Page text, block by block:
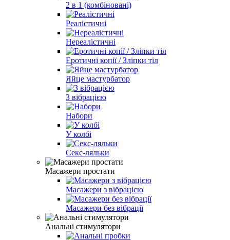
2 в 1 (комбіновані)
Реалістичні
Нереалістичні
Еротичні копії / Зліпки тіл
Яйце мастурбатор
З вібрацією
Набори
У колбі
Секс-ляльки
Масажери простати
Масажери з вібрацією
Масажери без вібрації
Анальні стимулятори